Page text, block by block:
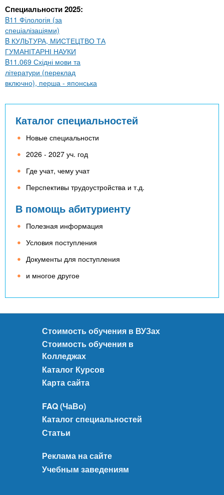
Специальности 2025:
B11 Філологія (за
спеціалізаціями)
B КУЛЬТУРА, МИСТЕЦТВО ТА
ГУМАНІТАРНІ НАУКИ
B11.069 Східні мови та
літератури (переклад
включно), перша - японська
Каталог специальностей
Новые специальности
2026 - 2027 уч. год
Где учат, чему учат
Перспективы трудоустройства и т.д.
В помощь абитуриенту
Полезная информация
Условия поступления
Документы для поступления
и многое другое
Стоимость обучения в ВУЗах
Стоимость обучения в
Колледжах
Каталог Курсов
Карта сайта
FAQ (ЧаВо)
Каталог специальностей
Статьи
Реклама на сайте
Учебным заведениям